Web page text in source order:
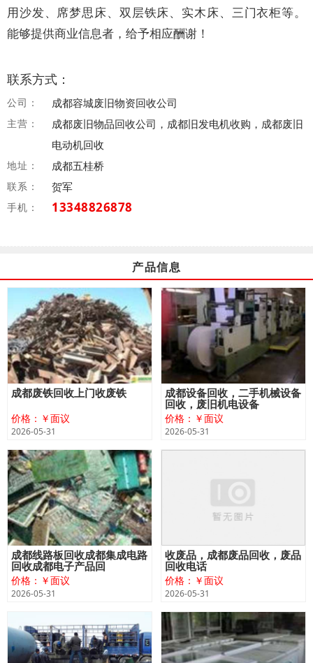
用沙发、席梦思床、双层铁床、实木床、三门衣柜等。
能够提供商业信息者，给予相应酬谢！
联系方式：
公司： 成都容城废旧物资回收公司
主营：
成都废旧物品回收公司，成都旧发电机收购，成都废旧
电动机回收
地址： 成都五桂桥
联系： 贺军
手机： 13348826878
产品信息
成都废铁回收上门收废铁
价格：￥面议
2026-05-31
成都设备回收，二手机械设备
回收，废旧机电设备
价格：￥面议
2026-05-31
成都线路板回收成都集成电路
回收成都电子产品回
价格：￥面议
2026-05-31
收废品，成都废品回收，废品
回收电话
价格：￥面议
2026-05-31